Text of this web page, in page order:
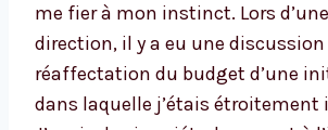
me fier à mon instinct. Lors
direction, il y a eu une
réaffectation du budget d’une
dans laquelle j’étais étroitement